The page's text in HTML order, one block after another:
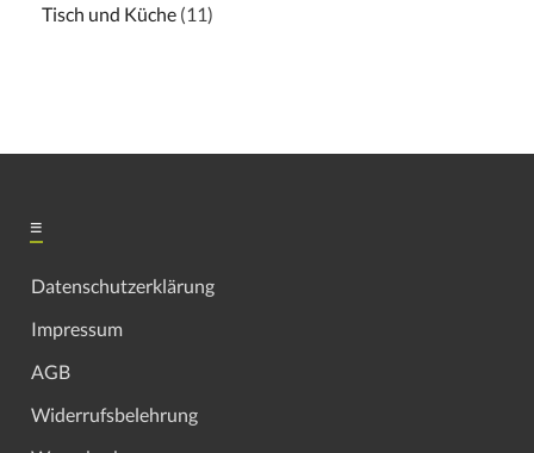
Tisch und Küche (11)
≡
Datenschutzerklärung
Impressum
AGB
Widerrufsbelehrung